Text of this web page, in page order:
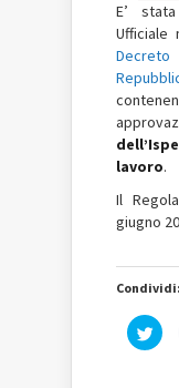
E’
Ufficiale
lavoro.
Il
giugno
Condividi:
Fai
clic